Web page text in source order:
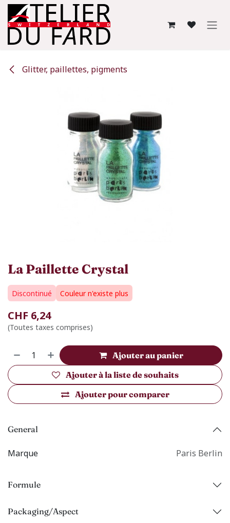
Se rendre au contenu
Glitter, paillettes, pigments
La Paillette Crystal
Discontinué Couleur n'existe plus
CHF 6,24
(Toutes taxes comprises)
Ajouter au panier
Ajouter pour comparer
Ajouter à la liste de souhaits
General
Marque Paris Berlin
Formule
Packaging/Aspect